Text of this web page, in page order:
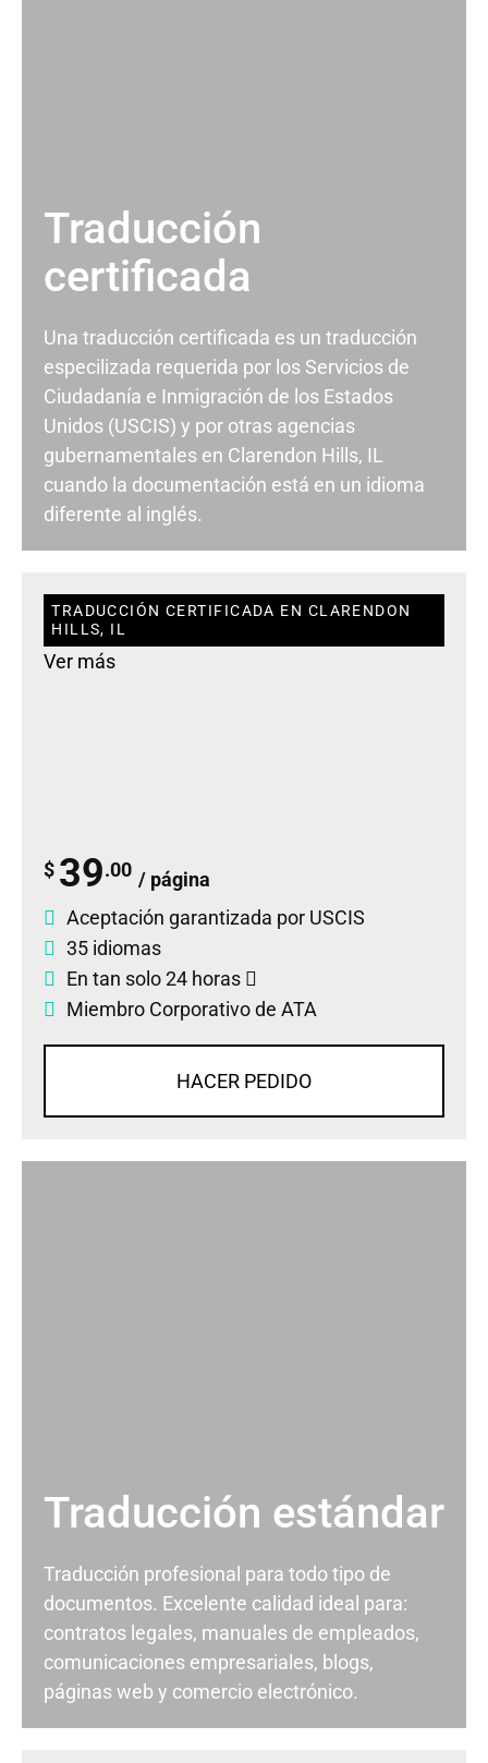
Traducción
certificada
Una traducción certificada es un traducción
especilizada requerida por los Servicios de
Ciudadanía e Inmigración de los Estados
Unidos (USCIS) y por otras agencias
gubernamentales en Clarendon Hills, IL
cuando la documentación está en un idioma
diferente al inglés.
TRADUCCIÓN CERTIFICADA EN CLARENDON
HILLS, IL
Ver más
$ 39.00 / página
Aceptación garantizada por USCIS
35 idiomas
En tan solo 24 horas
Miembro Corporativo de ATA
HACER PEDIDO
Traducción estándar
Traducción profesional para todo tipo de
documentos. Excelente calidad ideal para:
contratos legales, manuales de empleados,
comunicaciones empresariales, blogs,
páginas web y comercio electrónico.